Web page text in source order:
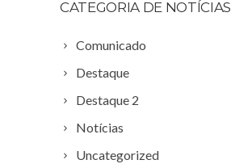
CATEGORIA DE NOTÍCIAS
Comunicado
Destaque
Destaque 2
Notícias
Uncategorized